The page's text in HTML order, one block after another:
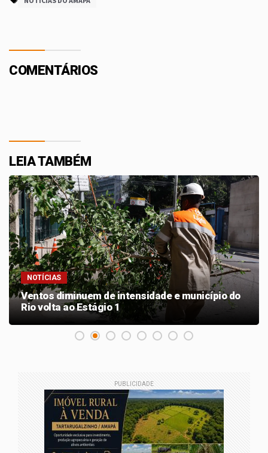
COMENTÁRIOS
LEIA TAMBÉM
NOTÍCIAS
Ventos diminuem de intensidade e município do
Rio volta ao Estágio 1
PUBLICIDADE